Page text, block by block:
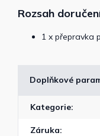
Rozsah
1 x přepravka
Doplňkové
Kategorie:
Záruka: